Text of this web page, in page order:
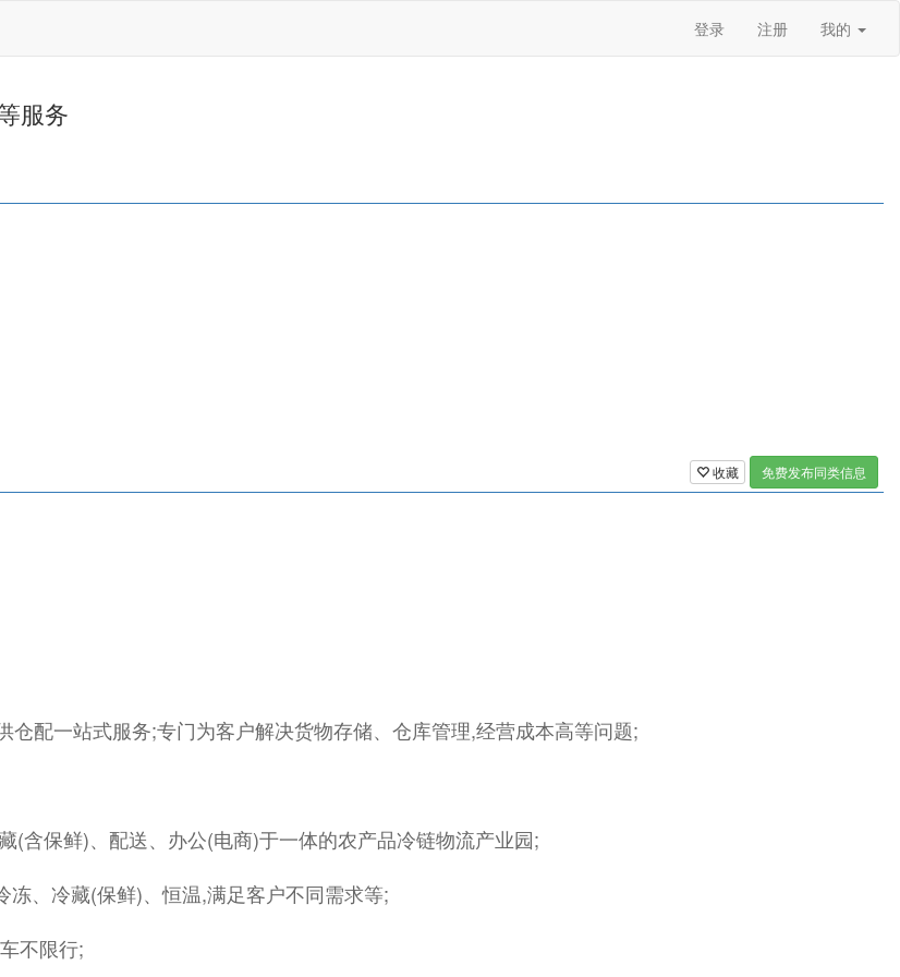
登录 注册 我的
服务
收藏 免费发布同类信息
配一站式服务;专门为客户解决货物存储、仓库管理,经营成本高等问题;
含保鲜)、配送、办公(电商)于一体的农产品冷链物流产业园;
、冷藏(保鲜)、恒温,满足客户不同需求等;
不限行;